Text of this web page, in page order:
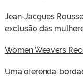
Jean-Jacques
exclusão das
Women Weavers
Uma oferenda: